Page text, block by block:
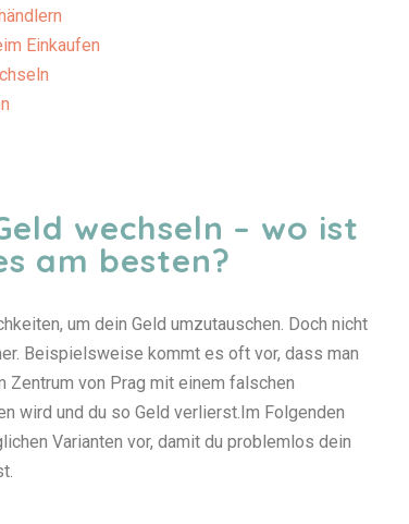
Einkaufen
wechseln – wo ist
am besten?
um dein Geld umzutauschen. Doch nicht
Beispielsweise kommt es oft vor, dass man
Zentrum von Prag mit einem falschen
wird und du so Geld verlierst.Im Folgenden
Varianten vor, damit du problemlos dein